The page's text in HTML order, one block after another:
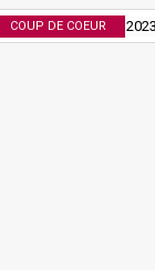
COUP DE COEUR